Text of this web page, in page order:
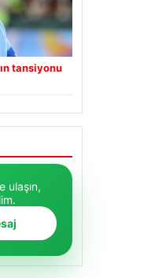
tansiyonu
ulaşın,